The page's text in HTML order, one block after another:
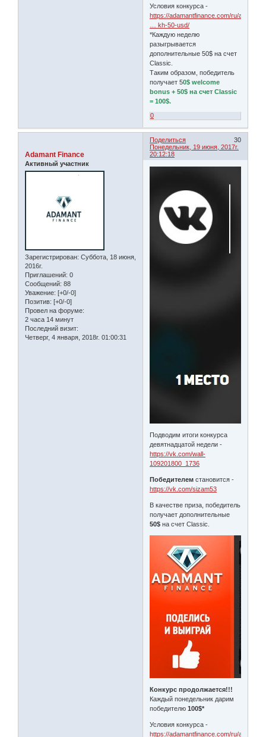
Условия конкурса -
https://adamantfinance.com/ru/about/
… kh-50-usd/
*Каждую неделю
разыгрывается
дополнительные 50$ на счет
Classic.
Таким образом, победитель
получает 50$ welcome
bonus + 50$ на счет Classic
= 100$.
0
Поделиться
30
Понедельник, 19 июня, 2017г.
20:12:18
Adamant Finance
Активный участник
Зарегистрирован: Суббота, 18 июня,
2016г.
Приглашений: 0
Сообщений: 88
Уважение: [+0/-0]
Позитив: [+0/-0]
Провел на форуме:
2 часа 14 минут
Последний визит:
Четверг, 4 января, 2018г. 01:00:31
Подводим итоги конкурса
девятнадцатой недели -
https://vk.com/wall-
109201800_1736
Победителем становится -
https://vk.com/sizam53
В качестве приза, победитель
получает дополнительные
50$ на счет Classic.
Конкурс продолжается!!!
Каждый понедельник дарим
победителю100$*
Условия конкурса -
https://adamantfinance.com/ru/about/